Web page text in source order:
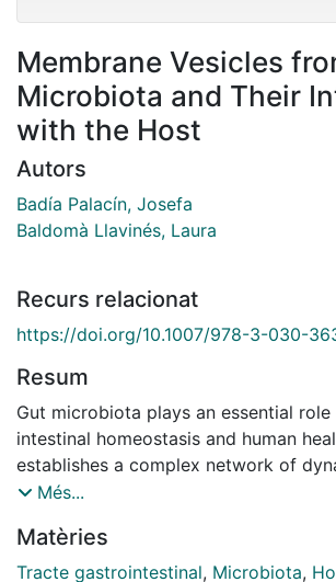
Membrane Vesicles
Microbiota and Their
with the Host
Autors
Badía Palacín, Josefa
Baldomà Llavinés, Laura
Recurs relacionat
https://doi.org/10.1007/978-3-030-
Resum
Gut microbiota plays an essential role
intestinal homeostasis and human
establishes a complex network of
reciprocal interactions with the
epithelium prevents luminal bacteria
host cells. Thus, microbiota–host
Més...
Matèries
Tracte gastrointestinal, Microbiota,